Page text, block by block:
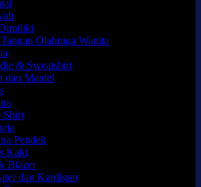
Olahraga Wanita
& Sweatshirt
dan Mantel
Shirt
Pendek
Kaki
Blazer
dan Kardigan